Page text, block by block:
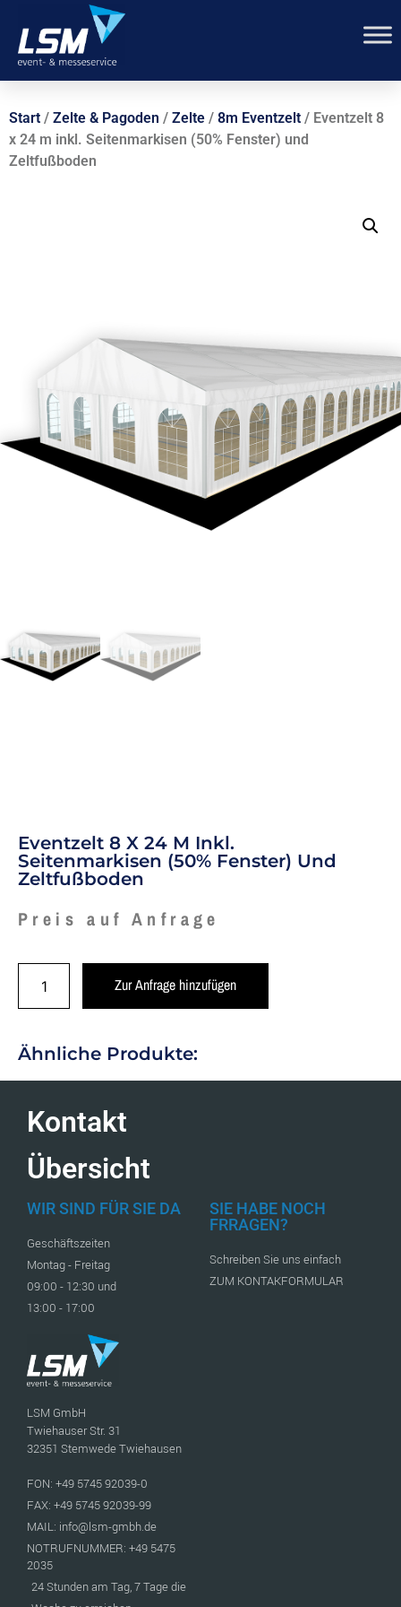
Start / Zelte & Pagoden / Zelte / 8m Eventzelt / Eventzelt 8
x 24 m inkl. Seitenmarkisen (50% Fenster) und
Zeltfußboden
Eventzelt 8 X 24 M Inkl.
Seitenmarkisen (50% Fenster) Und
Zeltfußboden
Preis auf Anfrage
Zur Anfrage hinzufügen
Ähnliche Produkte:
Kontakt
Übersicht
WIR SIND FÜR SIE DA
Geschäftszeiten
Montag - Freitag
09:00 - 12:30 und
13:00 - 17:00
LSM GmbH
Twiehauser Str. 31
32351 Stemwede Twiehausen
FON: +49 5745 92039-0
FAX: +49 5745 92039-99
MAIL: info@lsm-gmbh.de
NOTRUFNUMMER: +49 5475
2035
24 Stunden am Tag, 7 Tage die
SIE HABE NOCH
FRRAGEN?
Schreiben Sie uns einfach
ZUM KONTAKFORMULAR